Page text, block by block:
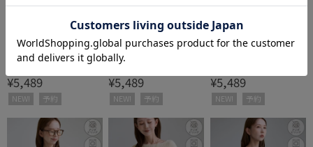
ROPÉ PICNIC
ドル丈カーディガン
¥5,489
NEW! 予約
ROPÉ PICNIC
ドル丈カーディガン
¥5,489
NEW! 予約
ドル丈カーディガン
¥5,489
NEW! 予約